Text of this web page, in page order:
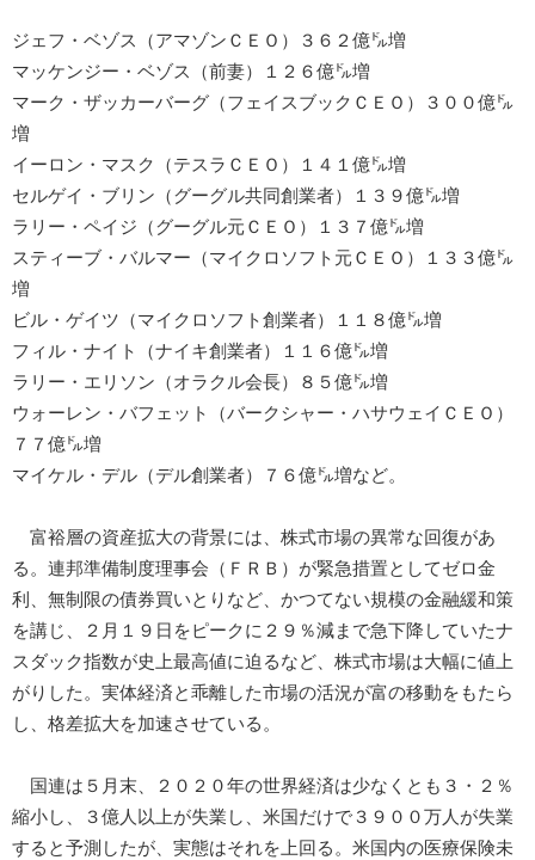
ジェフ・ベゾス（アマゾンＣＥＯ）３６２億㌦増
マッケンジー・ベゾス（前妻）１２６億㌦増
マーク・ザッカーバーグ（フェイスブックＣＥＯ）３００億㌦
増
イーロン・マスク（テスラＣＥＯ）１４１億㌦増
セルゲイ・ブリン（グーグル共同創業者）１３９億㌦増
ラリー・ペイジ（グーグル元ＣＥＯ）１３７億㌦増
スティーブ・バルマー（マイクロソフト元ＣＥＯ）１３３億㌦
増
ビル・ゲイツ（マイクロソフト創業者）１１８億㌦増
フィル・ナイト（ナイキ創業者）１１６億㌦増
ラリー・エリソン（オラクル会長）８５億㌦増
ウォーレン・バフェット（バークシャー・ハサウェイＣＥＯ）
７７億㌦増
マイケル・デル（デル創業者）７６億㌦増など。
富裕層の資産拡大の背景には、株式市場の異常な回復があ
る。連邦準備制度理事会（ＦＲＢ）が緊急措置としてゼロ金
利、無制限の債券買いとりなど、かつてない規模の金融緩和策
を講じ、２月１９日をピークに２９％減まで急下降していたナ
スダック指数が史上最高値に迫るなど、株式市場は大幅に値上
がりした。実体経済と乖離した市場の活況が富の移動をもたら
し、格差拡大を加速させている。
国連は５月末、２０２０年の世界経済は少なくとも３・２％
縮小し、３億人以上が失業し、米国だけで３９００万人が失業
すると予測したが、実態はそれを上回る。米国内の医療保険未